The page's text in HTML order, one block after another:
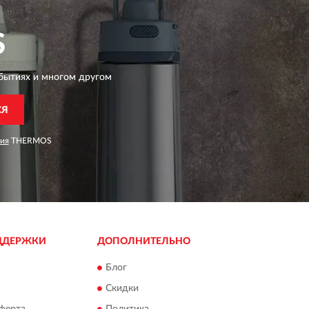
и многом другом
THERMOS
ДОПОЛНИТЕЛЬНО
Блог
Скидки